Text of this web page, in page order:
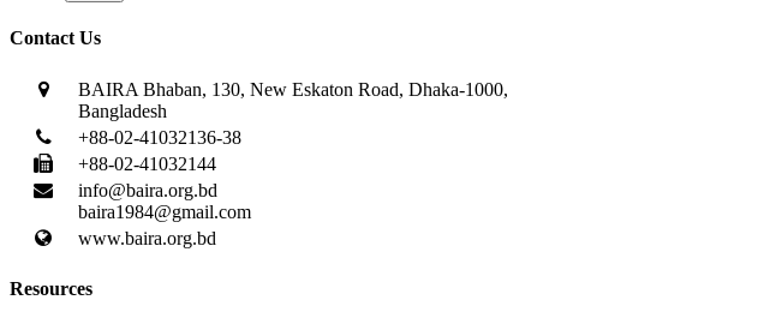
Contact Us
BAIRA Bhaban, 130, New Eskaton Road, Dhaka-1000,
Bangladesh
+88-02-41032136-38
+88-02-41032144
info@baira.org.bd
baira1984@gmail.com
www.baira.org.bd
Resources